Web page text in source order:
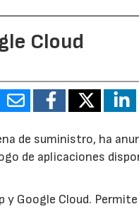
Cloud
de suministro, ha
de aplicaciones
Google Cloud. Permite